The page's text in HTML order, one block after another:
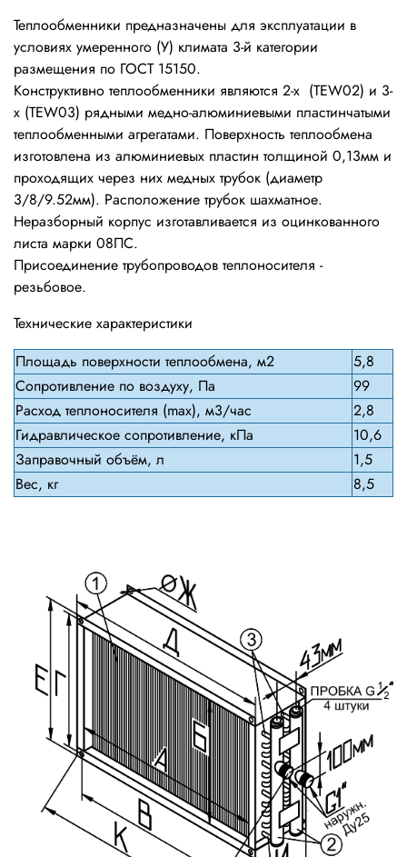
Теплообменники предназначены для эксплуатации в
условиях умеренного (У) климата 3-й категории
размещения по ГОСТ 15150.
Конструктивно теплообменники являются 2-х (TEW02) и 3-
х (TEW03) рядными медно-алюминиевыми пластинчатыми
теплообменными агрегатами. Поверхность теплообмена
изготовлена из алюминиевых пластин толщиной 0,13мм и
проходящих через них медных трубок (диаметр
3/8/9.52мм). Расположение трубок шахматное.
Неразборный корпус изготавливается из оцинкованного
листа марки 08ПС.
Присоединение трубопроводов теплоносителя -
резьбовое.
Технические характеристики
Площадь поверхности теплообмена, м2
5,8
Сопротивление по воздуху, Па
99
Расход теплоносителя (max), м3/час
2,8
Гидравлическое сопротивление, кПа
10,6
Заправочный объём, л
1,5
Вес, кг
8,5